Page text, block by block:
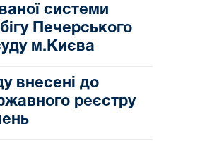
системи
Печерського
м.Києва
внесені до
реєстру